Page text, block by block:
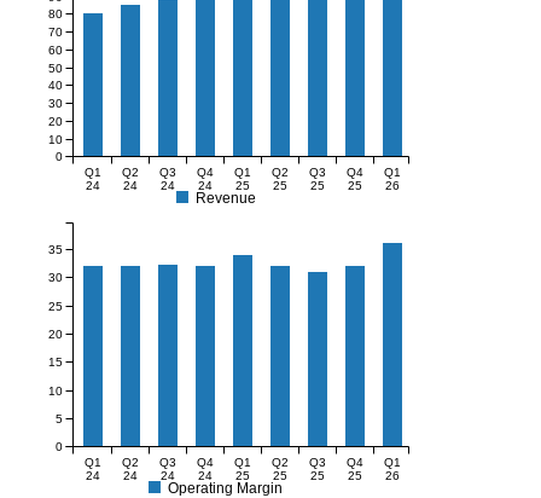
Q1
24
Q2
24
Q3
24
Q4
24
Q1
25
Q2
25
Q3
25
Q4
25
Q1
26
0
10
20
30
40
50
60
70
80
Revenue
Q1
24
Q2
24
Q3
24
Q4
24
Q1
25
Q2
25
Q3
25
Q4
25
Q1
26
0
5
10
15
20
25
30
35
Operating Margin